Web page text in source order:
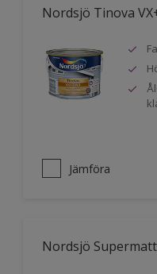
Nordsjö Tinova
Jämföra
Nordsjö Supermatt